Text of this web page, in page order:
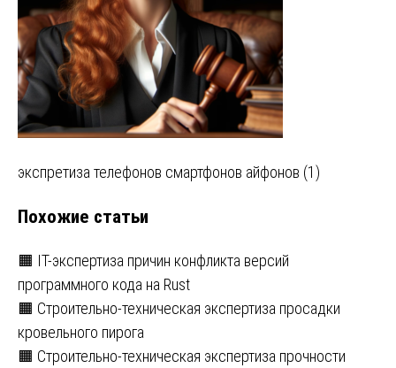
Навигация
по
записям
экспретиза телефонов смартфонов айфонов (1)
Похожие статьи
🟧 IT-экспертиза причин конфликта версий
программного кода на Rust
🟧 Строительно-техническая экспертиза просадки
кровельного пирога
🟧 Строительно-техническая экспертиза прочности